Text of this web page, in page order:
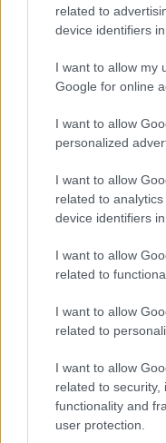
related to
device identifiers in
I want to allow my
Google for online
I want to allow
personalized
I want to allow
related to
device identifiers in
I want to allow
related to
I want to allow
related to
I want to allow
related to security,
functionality and
user protection.
A kiadásokra
kell, a logisztika
tavaly, idén is
Mivel a
gyorsabban
változások
nagy lesz a
Az ukrán háború
Mi